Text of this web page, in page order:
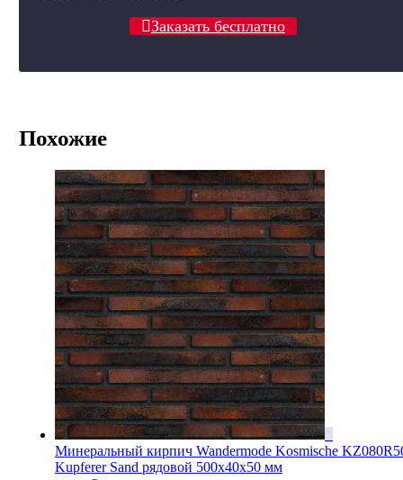
Заказать бесплатно
Похожие
Минеральный кирпич Wandermode Kosmische
Kupferer Sand рядовой 500x40x50 мм